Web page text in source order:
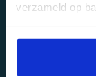
verzameld op